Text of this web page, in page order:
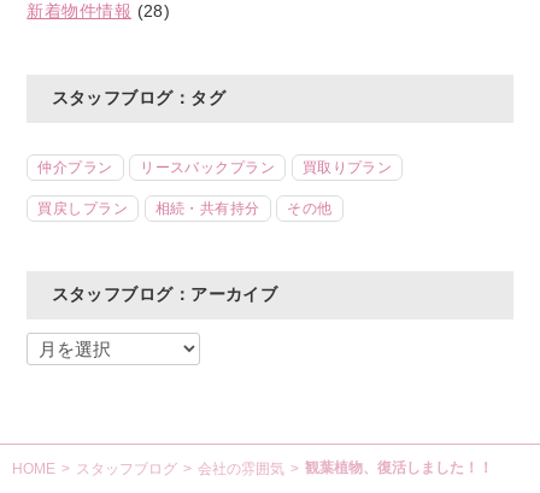
新着物件情報 (28)
スタッフブログ：タグ
仲介プラン リースバックプラン 買取りプラン
買戻しプラン 相続・共有持分 その他
スタッフブログ：アーカイブ
HOME > スタッフブログ > 会社の雰囲気 > 観葉植物、復活しました！！